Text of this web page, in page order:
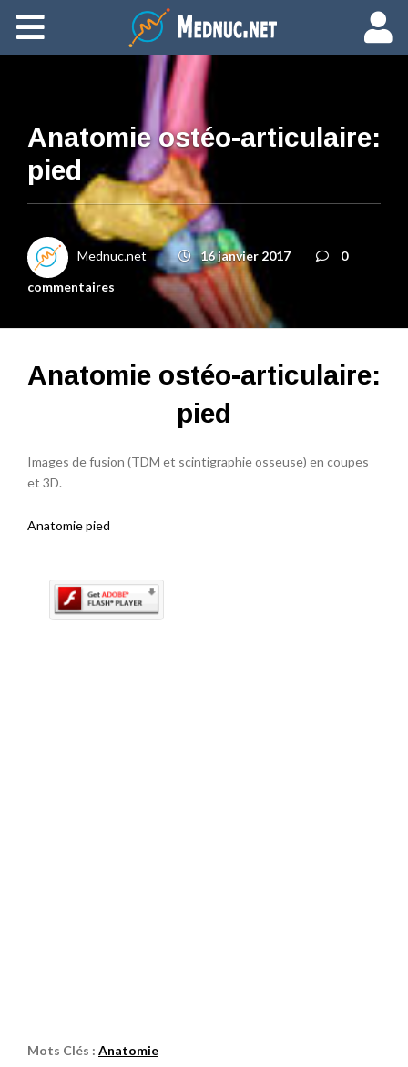
Ajouter du contenu
Anatomie ostéo-articulaire:
pied
Mednuc.net 16 janvier 2017
0
commentaires
Anatomie ostéo-articulaire:
pied
Images de fusion (TDM et scintigraphie osseuse) en coupes
et 3D.
Anatomie pied
Mots Clés : Anatomie